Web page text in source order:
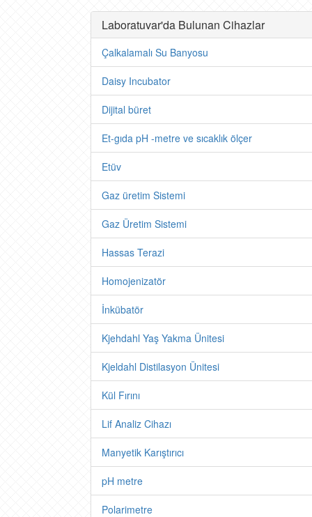
Laboratuvar'da Bulunan Cihazlar
Çalkalamalı Su Banyosu
Daisy Incubator
Dijital büret
Et-gıda pH -metre ve sıcaklık ölçer
Etüv
Gaz üretim Sistemi
Gaz Üretim Sistemi
Hassas Terazi
Homojenizatör
İnkübatör
Kjehdahl Yaş Yakma Ünitesi
Kjeldahl Distilasyon Ünitesi
Kül Fırını
Lif Analiz Cihazı
Manyetik Karıştırıcı
pH metre
Polarimetre